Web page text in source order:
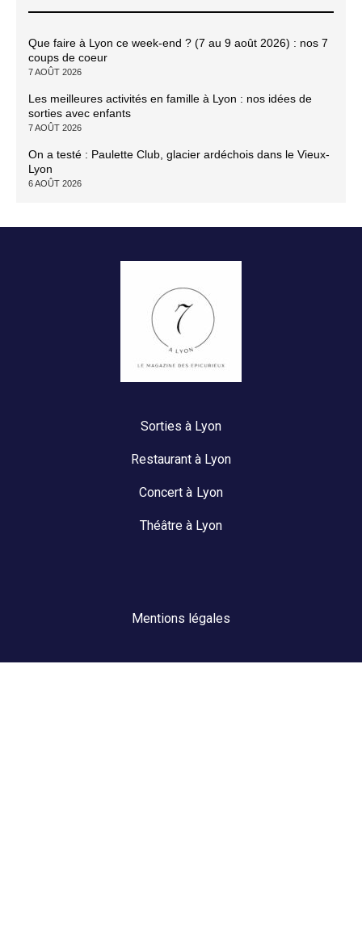
Que faire à Lyon ce week-end ? (7 au 9 août 2026) : nos 7
coups de coeur
7 AOÛT 2026
Les meilleures activités en famille à Lyon : nos idées de
sorties avec enfants
7 AOÛT 2026
On a testé : Paulette Club, glacier ardéchois dans le Vieux-
Lyon
6 AOÛT 2026
Sorties à Lyon
Restaurant à Lyon
Concert à Lyon
Théâtre à Lyon
Mentions légales